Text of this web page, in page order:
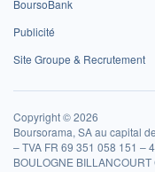
BoursoBank
Publicité
Site Groupe & Recrutement
Copyright © 2026
Boursorama, SA au capital
– TVA FR 69 351 058 151 –
BOULOGNE BILLANCOURT